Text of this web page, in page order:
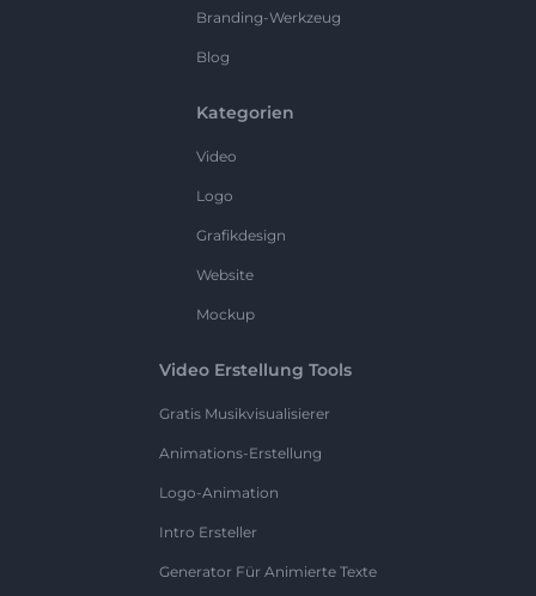
Branding-Werkzeug
Blog
Kategorien
Video
Logo
Grafikdesign
Website
Mockup
Video Erstellung Tools
Gratis Musikvisualisierer
Animations-Erstellung
Logo-Animation
Intro Ersteller
Generator Für Animierte Texte